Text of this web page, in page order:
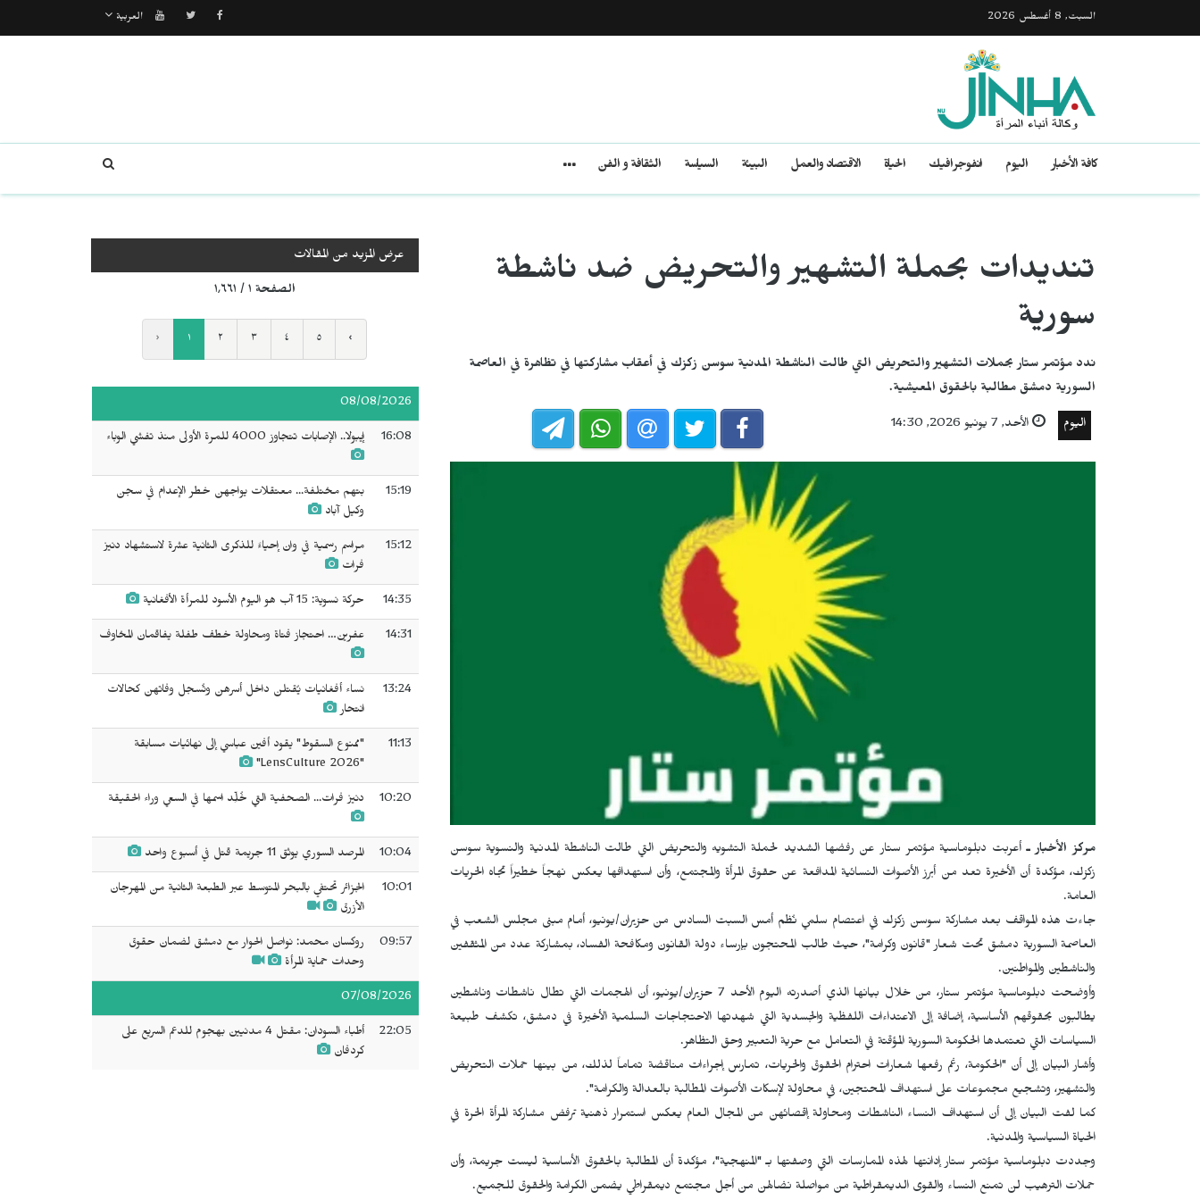
السبت, 8 أغسطس 2026 العربية
كافة الأخبار اليوم انفوجرافيك الحياة الاقتصاد والعمل البيئة السياسة الثقافة و الفن
تنديدات بحملة التشهير والتحريض ضد ناشطة
سورية
ندد مؤتمر ستار بحملات التشهير والتحريض التي طالت الناشطة المدنية سوسن زكزك في أعقاب مشاركتها في تظاهرة في العاصمة
السورية دمشق مطالبة بالحقوق المعيشية.
اليوم الأحد, 7 يونيو 2026, 14:30
مركز الأخبار ـأعربت دبلوماسية مؤتمر ستار عن رفضها الشديد لحملة التشويه والتحريض التي طالت الناشطة المدنية والنسوية سوسن
زكزك، مؤكدة أن الأخيرة تعد من أبرز الأصوات النسائية المدافعة عن حقوق المرأة والمجتمع، وأن استهدافها يعكس نهجاً خطيراً تجاه الحريات
العامة.
جاءت هذه المواقف بعد مشاركة سوسن زكزك في اعتصام سلمي نُظم أمس السبت السادس من حزيران/يونيو، أمام مبنى مجلس الشعب في
العاصمة السورية دمشق تحت شعار "قانون وكرامة"، حيث طالب المحتجون بإرساء دولة القانون ومكافحة الفساد، بمشاركة عدد من المثقفين
والناشطين والمواطنين.
وأوضحت دبلوماسية مؤتمر ستار، من خلال بيانها الذي أصدرته اليوم الأحد 7 حزيران/يونيو، أن الهجمات التي تطال ناشطات وناشطين
يطالبون بحقوقهم الأساسية، إضافة إلى الاعتداءات اللفظية والجسدية التي شهدتها الاحتجاجات السلمية الأخيرة في دمشق، تكشف طبيعة
السياسات التي تعتمدها الحكومة السورية المؤقتة في التعامل مع حرية التعبير وحق التظاهر.
وأشار البيان إلى أن "الحكومة، رغم رفعها شعارات احترام الحقوق والحريات، تمارس إجراءات مناقضة تماماً لذلك، من بينها حملات التحريض
والتشهير، وتشجيع مجموعات على استهداف المحتجين، في محاولة لإسكات الأصوات المطالبة بالعدالة والكرامة".
كما لفت البيان إلى أن استهداف النساء الناشطات ومحاولة إقصائهن من المجال العام يعكس استمرار ذهنية ترفض مشاركة المرأة الحرة في
الحياة السياسية والمدنية.
وجددت دبلوماسية مؤتمر ستار إدانتها لهذه الممارسات التي وصفتها بـ "المنهجية"، مؤكدة أن المطالبة بالحقوق الأساسية ليست جريمة، وأن
حملات الترهيب لن تمنع النساء والقوى الديمقراطية من مواصلة نضالهن من أجل مجتمع ديمقراطي يضمن الكرامة والحقوق للجميع.
عرض المزيد من المقالات
الصفحة ١ / ١٬٦٦١
‹ ١ ٢ ٣ ٤ ٥ ›
08/08/2026
16:08 إيبولا.. الإصابات تتجاوز 4000 للمرة الأولى منذ تفشي الوباء
15:19
بتهم مختلفة... معتقلات يواجهن خطر الإعدام في سجن
وكيل آباد
15:12
مراسم رسمية في وان إحياءً للذكرى الثانية عشرة لاستشهاد دنيز
فرات
14:35 حركة نسوية: 15 آب هو اليوم الأسود للمرأة الأفغانية
14:31 عفرين… احتجاز فتاة ومحاولة خطف طفلة يفاقمان المخاوف
13:24
نساء أفغانيات يُقتلن داخل أسرهن وتُسجل وفاتهن كحالات
انتحار
11:13
"ممنوع السقوط" يقود أفين عباسي إلى نهائيات مسابقة
"LensCulture 2026"
10:20 دنيز فرات... الصحفية التي خُلِّد اسمها في السعي وراء الحقيقة
10:04 المرصد السوري يوثق 11 جريمة قتل في أسبوع واحد
10:01
الجزائر تحتفي بالبحر المتوسط عبر الطبعة الثانية من المهرجان
الأزرق
09:57
روكسان محمد: نواصل الحوار مع دمشق لضمان حقوق
وحدات حماية المرأة
07/08/2026
22:05
أطباء السودان: مقتل 4 مدنيين بهجوم للدعم السريع على
كردفان